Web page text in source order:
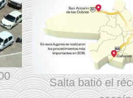
Salta batió el